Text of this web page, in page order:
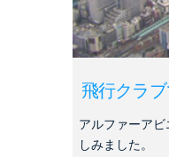
飛行クラ
アルファーア
しみました。